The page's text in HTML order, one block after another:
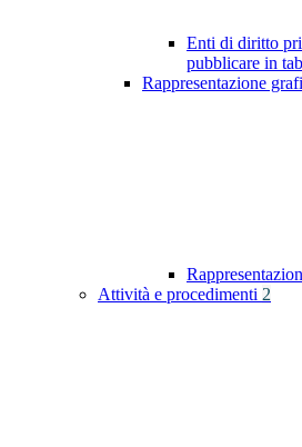
Enti di diritto
pubblicare in
Rappresentazione
Attività e procedimenti 2